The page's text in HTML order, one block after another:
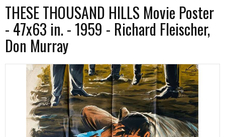
THESE THOUSAND HILLS Movie Poster
- 47x63 in. - 1959 - Richard Fleischer,
Don Murray